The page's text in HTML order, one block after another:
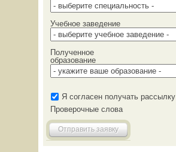
Учебное заведение
Полученное
образование
Я согласен получать рассылку
Проверочные слова
Отправить заявку